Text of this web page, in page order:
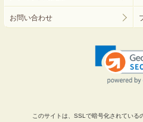
お問い合わせ
このサイトは、SSLで暗号化されている